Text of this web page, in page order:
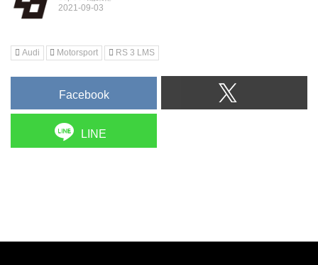
Audi Motorsport RS 3 LMS
Facebook
LINE